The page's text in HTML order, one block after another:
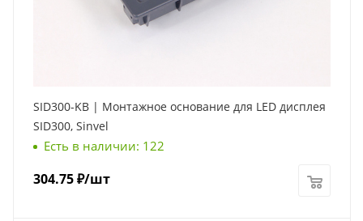
SID300-KB | Монтажное основание для LED дисплея
SID300, Sinvel
Есть в наличии: 122
304.75₽/шт